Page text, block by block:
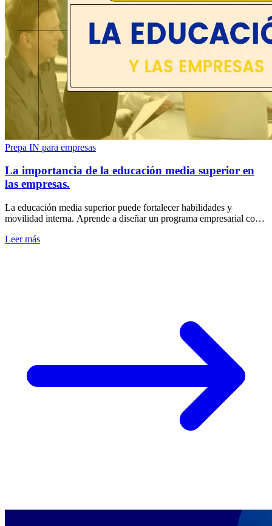
Prepa IN para empresas
La importancia de la educación media superior en
las empresas.
La educación media superior puede fortalecer habilidades y
movilidad interna. Aprende a diseñar un programa empresarial con
Leer más